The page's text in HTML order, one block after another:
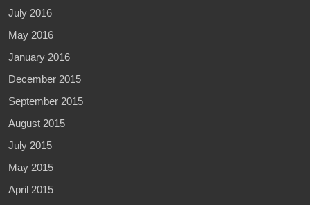
July 2016
May 2016
January 2016
December 2015
September 2015
August 2015
July 2015
May 2015
April 2015